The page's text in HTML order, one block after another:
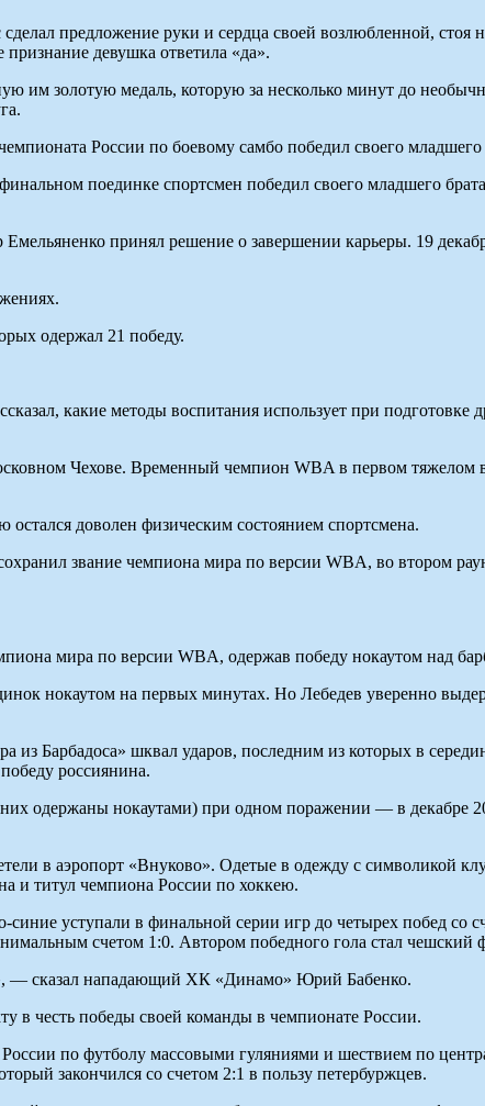
предложение руки и сердца своей возлюбленной, стоя
девушка ответила «да».
им золотую медаль, которую за несколько минут до
России по боевому самбо победил своего младшего
поединке спортсмен победил своего младшего
принял решение о завершении карьеры. 19
одержал 21 победу.
какие методы воспитания использует при подготовке
Чехове. Временный чемпион WBA в первом тяжелом
доволен физическим состоянием спортсмена.
звание чемпиона мира по версии WBA, во втором
мира по версии WBA, одержав победу нокаутом над
нокаутом на первых минутах. Но Лебедев уверенно
Барбадоса» шквал ударов, последним из которых в
россиянина.
них одержаны нокаутами) при одном поражении — в декабре
в аэропорт «Внуково». Одетые в одежду с символикой
и титул чемпиона России по хоккею.
уступали в финальной серии игр до четырех побед со
счетом 1:0. Автором победного гола стал
— сказал нападающий ХК «Динамо» Юрий Бабенко.
в честь победы своей команды в чемпионате России.
по футболу массовыми гуляниями и шествием по
закончился со счетом 2:1 в пользу петербуржцев.